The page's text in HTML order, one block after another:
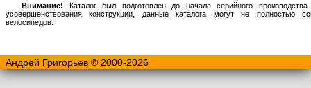
Внимание!
Каталог был подготовлен до начала серийного
усовершенствования конструкции, данные каталога могут не полностью
велосипедов.
Андрей Григорьев © 2000-2026